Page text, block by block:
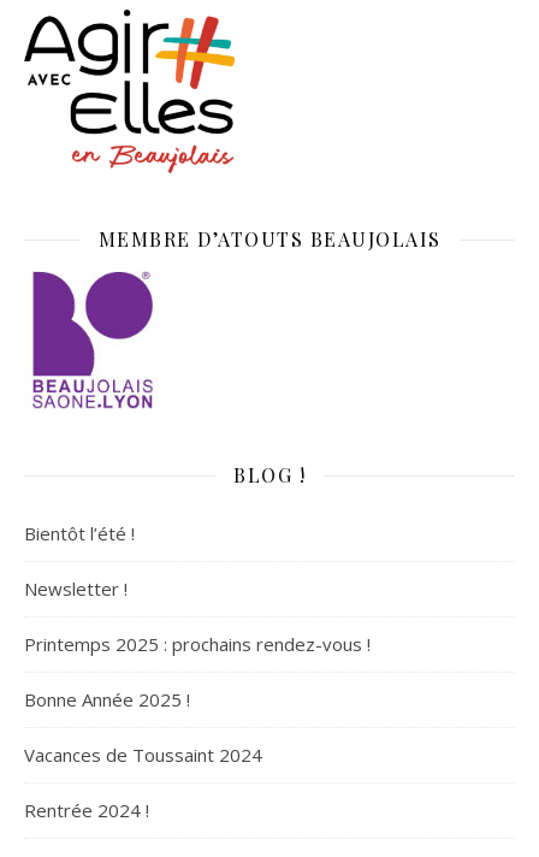
MEMBRE D’ATOUTS BEAUJOLAIS
BLOG !
Bientôt l’été !
Newsletter !
Printemps 2025 : prochains rendez-vous !
Bonne Année 2025 !
Vacances de Toussaint 2024
Rentrée 2024 !